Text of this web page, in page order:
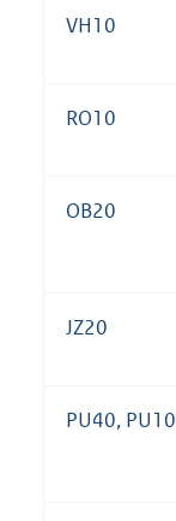
VH10
RO10
OB20
JZ20
PU40, PU10